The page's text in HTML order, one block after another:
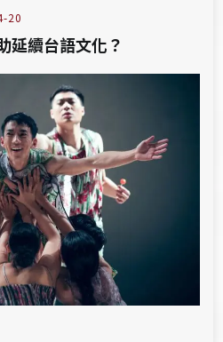
20
延續台語文化？